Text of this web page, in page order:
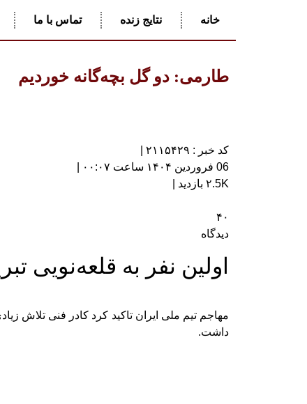
خانه نتایج زنده تماس با ما
طارمی: دو گل بچه‌گانه خوردیم
کد خبر : ۲۱۱۵۴۲۹ |
06 فروردین ۱۴۰۴ ساعت ۰۰:۰۷ |
۲.5K بازدید |
۴۰
دیدگاه
اولین نفر به قلعه‌نویی
مهاجم تیم ملی ایران تاکید کرد کادر فنی تلاش
داشت.